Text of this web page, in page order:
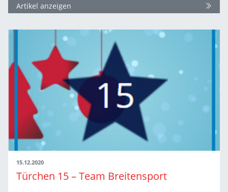
Artikel anzeigen
15.12.2020
Türchen 15 – Team Breitensport